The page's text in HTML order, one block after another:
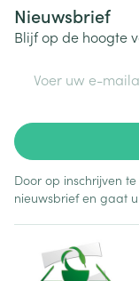
Nieuwsbrief
Blijf op de hoogte
Door op inschrijven
nieuwsbrief en gaat